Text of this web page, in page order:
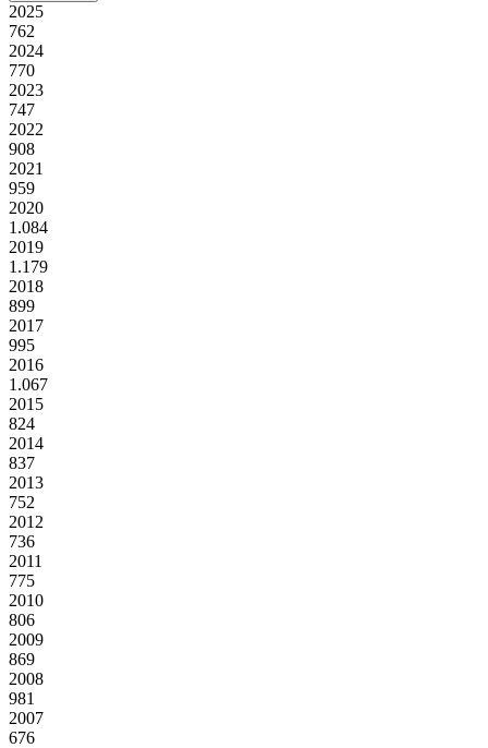
2025
762
2024
770
2023
747
2022
908
2021
959
2020
1.084
2019
1.179
2018
899
2017
995
2016
1.067
2015
824
2014
837
2013
752
2012
736
2011
775
2010
806
2009
869
2008
981
2007
676